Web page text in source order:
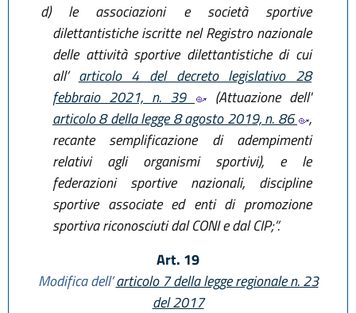
d)le associazioni e società sportive
dilettantistiche iscritte nel Registro nazionale
delle attività sportive dilettantistiche di cui
all’ articolo 4 del decreto legislativo 28
febbraio 2021, n. 39
(Attuazione dell'
articolo 8 della legge 8 agosto 2019, n. 86
,
recante semplificazione di adempimenti
relativi agli organismi sportivi), e le
federazioni sportive nazionali, discipline
sportive associate ed enti di promozione
sportiva riconosciuti dal CONI e dal CIP;”.
Art. 19
Modifica dell’articolo 7 della legge regionale n. 23
del 2017